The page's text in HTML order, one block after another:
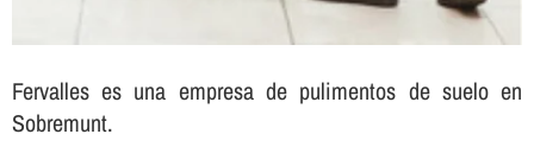
Fervalles es una empresa de pulimentos de suelo en
Sobremunt.